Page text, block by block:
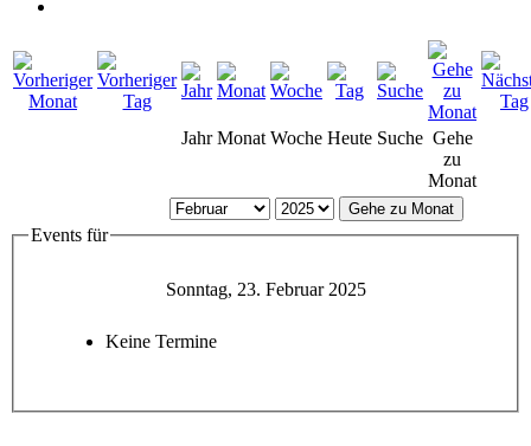
Jahr Monat Woche Heute Suche Gehe
zu
Monat
Gehe zu Monat
Events für
Sonntag, 23. Februar 2025
Keine Termine